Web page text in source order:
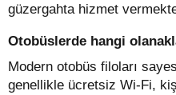
güzergahta hizmet
Otobüslerde hangi
Modern otobüs filoları
genellikle ücretsiz Wi-Fi,